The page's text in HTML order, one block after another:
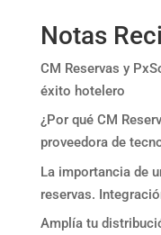
Notas
CM Reservas y
éxito hotelero
¿Por qué CM
proveedora de
La importancia de
reservas.
Amplía tu